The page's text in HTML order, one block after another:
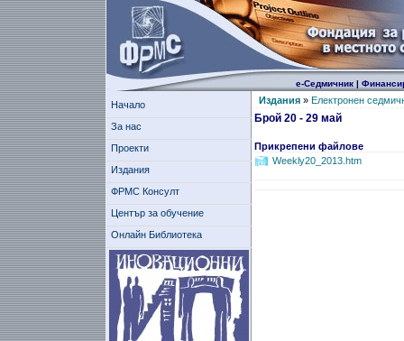
е-Седмичник|
Начало
За нас
Проекти
Издания
ФРМС Консулт
Център за обучение
Онлайн Библиотека
Издания» Електронен
Брой 20 - 29 май
Прикрепени файлове
Weekly20_2013.htm